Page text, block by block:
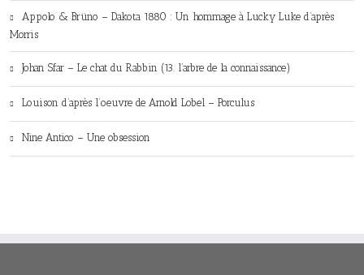
Appolo & Brüno – Dakota 1880 : Un hommage à Lucky Luke d’après
Morris
Johan Sfar – Le chat du Rabbin (13. l’arbre de la connaissance)
Louison d’après l’oeuvre de Arnold Lobel – Porculus
Nine Antico – Une obsession